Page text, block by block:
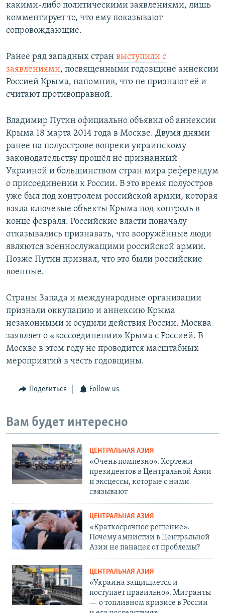
какими-либо политическими заявлениями, лишь
комментирует то, что ему показывают
сопровождающие.
Ранее ряд западных стран выступили с
заявлениями, посвященными годовщине аннексии
Россией Крыма, напомнив, что не признают её и
считают противоправной.
Владимир Путин официально объявил об аннексии
Крыма 18 марта 2014 года в Москве. Двумя днями
ранее на полуострове вопреки украинскому
законодательству прошёл не признанный
Украиной и большинством стран мира референдум
о присоединении к России. В это время полуостров
уже был под контролем российской армии, которая
взяла ключевые объекты Крыма под контроль в
конце февраля. Российские власти поначалу
отказывались признавать, что вооружённые люди
являются военнослужащими российской армии.
Позже Путин признал, что это были российские
военные.
Страны Запада и международные организации
признали оккупацию и аннексию Крыма
незаконными и осудили действия России. Москва
заявляет о «воссоединении» Крыма с Россией. В
Москве в этом году не проводится масштабных
мероприятий в честь годовщины.
Поделиться Follow us
Вам будет интересно
ЦЕНТРАЛЬНАЯ АЗИЯ
«Очень помпезно». Кортежи
президентов в Центральной Азии
и эксцессы, которые с ними
связывают
ЦЕНТРАЛЬНАЯ АЗИЯ
«Краткосрочное решение».
Почему амнистии в Центральной
Азии не панацея от проблемы?
ЦЕНТРАЛЬНАЯ АЗИЯ
«Украина защищается и
поступает правильно». Мигранты
— о топливном кризисе в России